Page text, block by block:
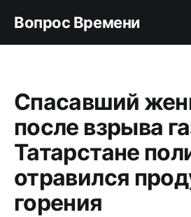
Вопрос Времени
Спасавший
после взрыва
Татарстане
отравился
горения